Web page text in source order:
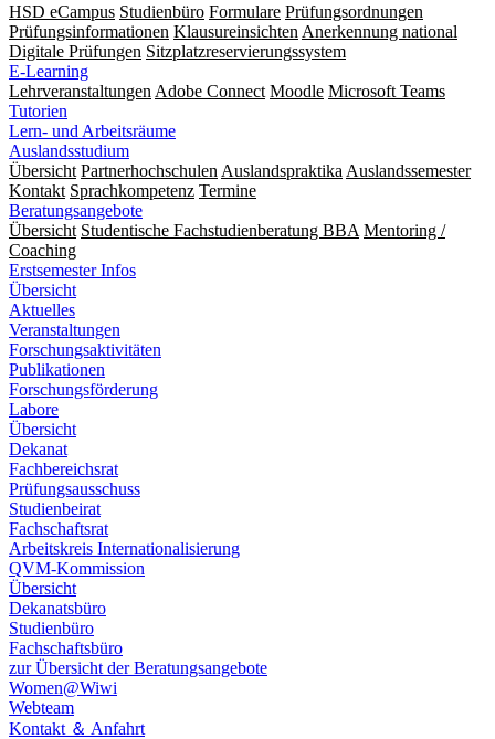
HSD eCampus Studienbüro Formulare Prüfungs­ordnungen
Prüfungs­informationen Klausureinsichten Anerkennung national
Digitale Prüfungen Sitzplatzreservierungssystem
E-Learning
Lehrveranstaltungen Adobe Connect Moodle Microsoft Teams
Tutorien
Lern- und Arbeitsräume
Auslandsstudium
Übersicht Partnerhochschulen Auslandspraktika Auslandssemester
Kontakt Sprachkompetenz Termine
Beratungsangebote
Übersicht Studentische Fachstudienberatung BBA Mentoring /
Coaching
Erstsemester Infos
Übersicht
Aktuelles
Veranstaltungen
Forschungsaktivitäten
Publikationen
Forschungsförderung
Labore
Übersicht
Dekanat
Fachbereichsrat
Prüfungsausschuss
Studienbeirat
Fachschaftsrat
​​Arbeitskreis Internationalisierung
QVM-Kommission
Übersicht
Dekanatsbüro
Studienbüro
Fachschaftsbüro
zur Übersicht der Beratungsangebote
Women@Wiwi
Webteam
Kontakt ＆ Anfahrt